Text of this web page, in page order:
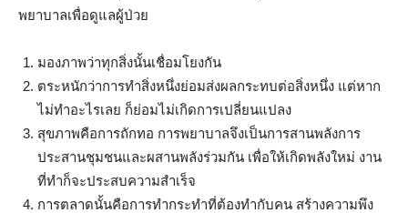
พยาบาลเพื่อดูแลผู้ป่วย
มองภาพว่าทุกสิ่งนั้นเชื่อมโยงกัน
ตระหนักว่าการทำสิ่งหนึ่งย่อมส่งผลกระทบต่อสิ่งหนึ่ง แต่หาก
ไม่ทำอะไรเลย ก็ย่อมไม่เกิดการเปลี่ยนแปลง
สุขภาพคือการถักทอ การพยาบาลจึงเป็นการสานพลังการ
ประสานชุมชนและผสานพลังร่วมกัน เพื่อให้เกิดพลังใหม่ งาน
ที่ทำก็จะประสบความสำเร็จ
การตลาดนั้นคือการทำกระทำที่ต้องทำกับคน สร้างความพึง